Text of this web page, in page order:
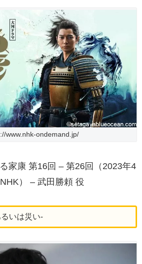
www.nhk-ondemand.jp/
家康 第16回 – 第26回（2023年4
） – 武田勝頼 役
いは災い-